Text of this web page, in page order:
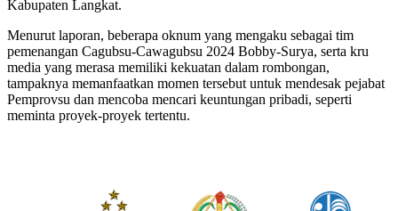
Kabupaten Langkat.
Menurut laporan, beberapa oknum yang mengaku sebagai tim
pemenangan Cagubsu-Cawagubsu 2024 Bobby-Surya, serta kru
media yang merasa memiliki kekuatan dalam rombongan,
tampaknya memanfaatkan momen tersebut untuk mendesak pejabat
Pemprovsu dan mencoba mencari keuntungan pribadi, seperti
meminta proyek-proyek tertentu.